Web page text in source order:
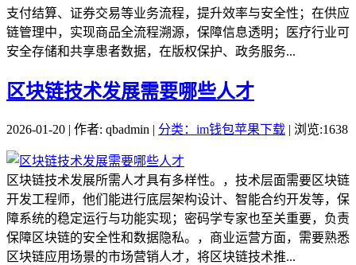
支付结算、证券交易等业务流程，提升效率与安全性；在供应
链管理中，实现商品全流程溯源，保障信息透明；医疗行业可
安全存储和共享患者数据，在版权保护、政务服务...
区块链技术发展需要哪些人才
2026-01-20 | 作者: qbadmin | 分类：im钱包苹果下载 | 浏览:1638
区块链技术发展所需人才具有多样性。，技术层面需要区块链
开发工程师，他们能进行底层架构设计、智能合约开发等，保
障系统的稳定运行与功能实现；密码学专家也至关重要，负责
保障区块链的安全性和数据隐私。，商业运营方面，需要熟悉
区块链应用场景的市场营销人才，将区块链技术推...